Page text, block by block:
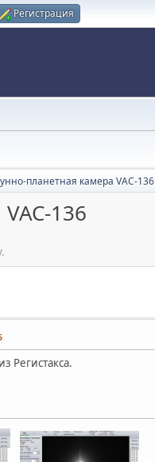
Регистрация
планетная камера VAC-136
136
Регистакса.